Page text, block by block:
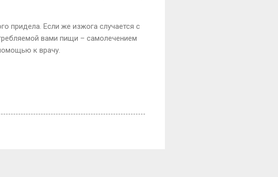
придела. Если же изжога случается с
вами пищи – самолечением
к врачу.